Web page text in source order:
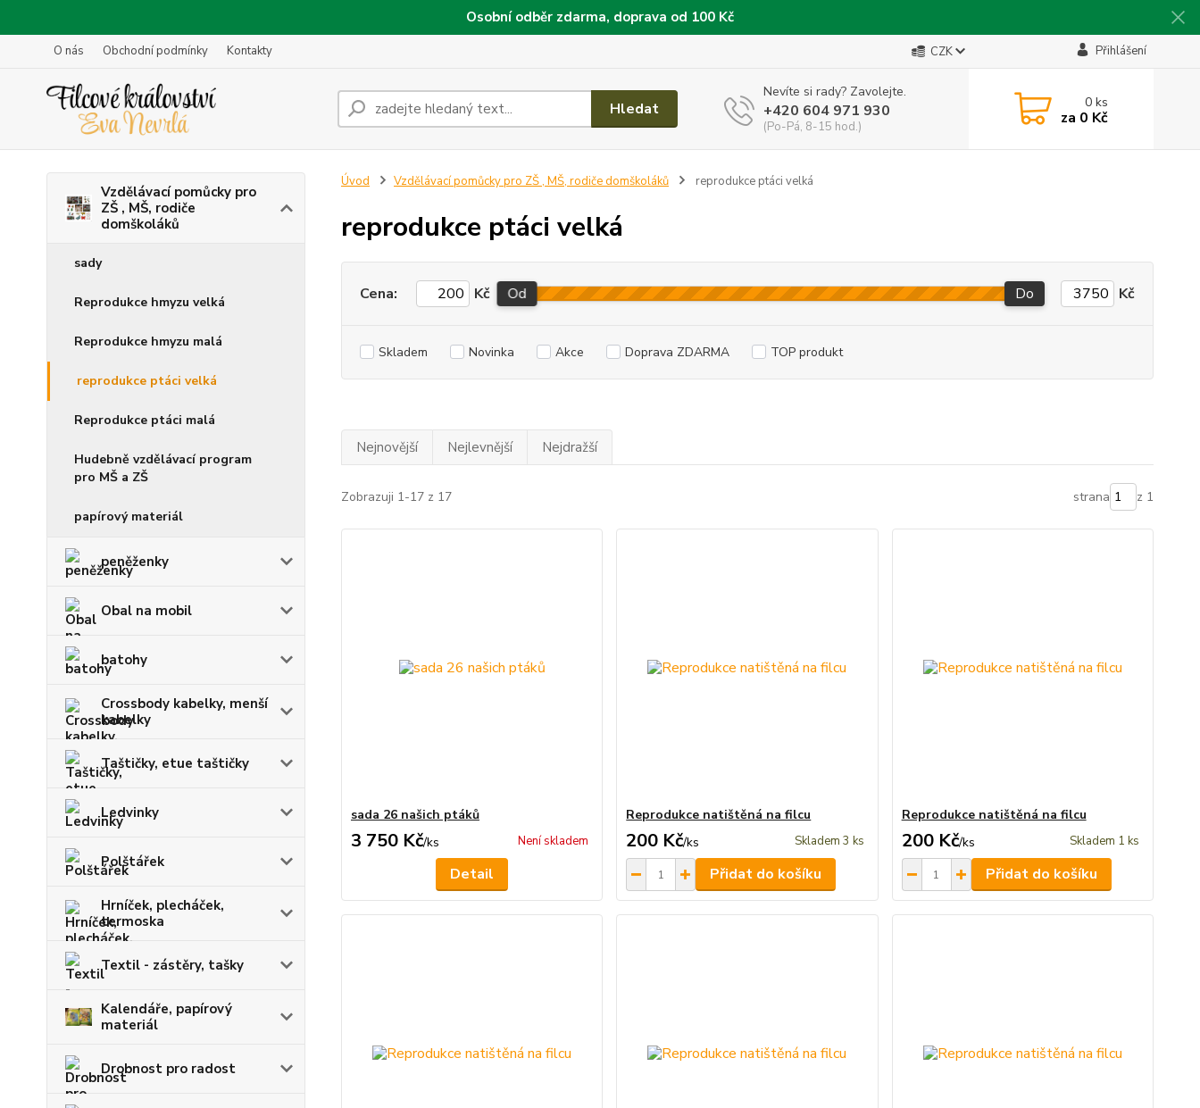
Osobní odběr zdarma, doprava od 100 Kč
O nás Obchodní podmínky Kontakty CZK Přihlášení
Hledat
Nevíte si rady? Zavolejte.
+420 604 971 930
(Po-Pá, 8-15 hod.)
0ks
za 0 Kč
Vzdělávací pomůcky pro
ZŠ , MŠ, rodiče
domškoláků
sady
Reprodukce hmyzu velká
Reprodukce hmyzu malá
reprodukce ptáci velká
Reprodukce ptáci malá
Hudebně vzdělávací program
pro MŠ a ZŠ
papírový materiál
peněženky
Obal na mobil
batohy
Crossbody kabelky, menší
kabelky
Taštičky, etue taštičky
Ledvinky
Polštářek
Hrníček, plecháček,
termoska
Textil - zástěry, tašky
Kalendáře, papírový
materiál
Drobnost pro radost
Úvod Vzdělávací pomůcky pro ZŠ , MŠ, rodiče domškoláků reprodukce ptáci velká
reprodukce ptáci velká
Cena: Kč Od Do Kč
Skladem Novinka Akce Doprava ZDARMA TOP produkt
Nejnovější Nejlevnější Nejdražší
Zobrazuji 1-17 z 17 strana z 1
sada 26 našich ptáků
3 750 Kč/ks Není skladem
Detail
Reprodukce natištěná na filcu
200 Kč/ks Skladem 3 ks
Přidat do košíku
Reprodukce natištěná na filcu
200 Kč/ks Skladem 1 ks
Přidat do košíku